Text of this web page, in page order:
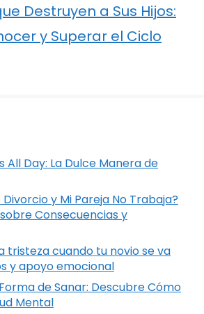
Destruyen a Sus Hijos:
y Superar el Ciclo
All Day: La Dulce Manera de
Divorcio y Mi Pareja No Trabaja?
Consecuencias y
tristeza cuando tu novio se va
y apoyo emocional
de Sanar: Descubre Cómo
Mental